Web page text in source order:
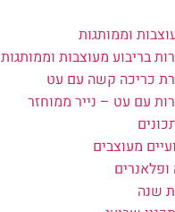
וממותגות
בריבוע מעוצבות וממותגות
כריכה קשה עם עט
עם עט – נייר ממוחזר
מעוצבים
שנה